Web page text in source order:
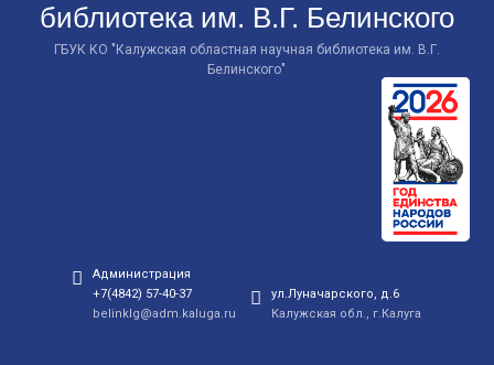
библиотека им. В.Г. Белинского
ГБУК КО "Калужская областная научная библиотека им. В.Г.
Белинского"
Администрация
+7(4842) 57-40-37
belinklg@adm.kaluga.ru
ул.Луначарского, д.6
Калужская обл., г.Калуга